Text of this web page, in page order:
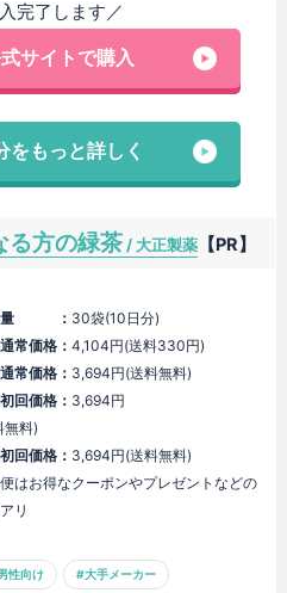
完了します／
サイトで購入
をもっと詳しく
る方の緑茶/ 大正製薬【PR】
量 ： 30袋(10日分)
常価格： 4,104円(送料330円)
常価格： 3,694円(送料無料)
回価格： 3,694円
無料)
回価格： 3,694円(送料無料)
はお得なクーポンやプレゼントなどの
リ
性向け #大手メーカー